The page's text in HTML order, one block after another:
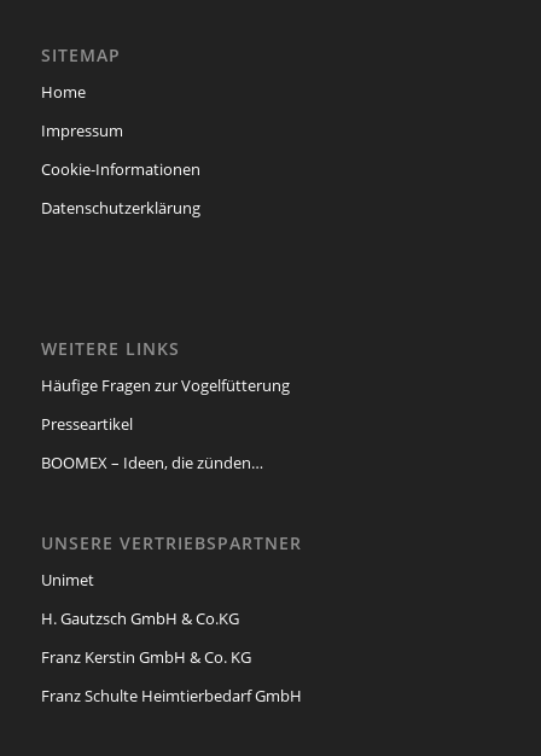
SITEMAP
Home
Impressum
Cookie-Informationen
Datenschutzerklärung
WEITERE LINKS
Häufige Fragen zur Vogelfütterung
Presseartikel
BOOMEX – Ideen, die zünden…
UNSERE VERTRIEBSPARTNER
Unimet
H. Gautzsch GmbH & Co.KG
Franz Kerstin GmbH & Co. KG
Franz Schulte Heimtierbedarf GmbH